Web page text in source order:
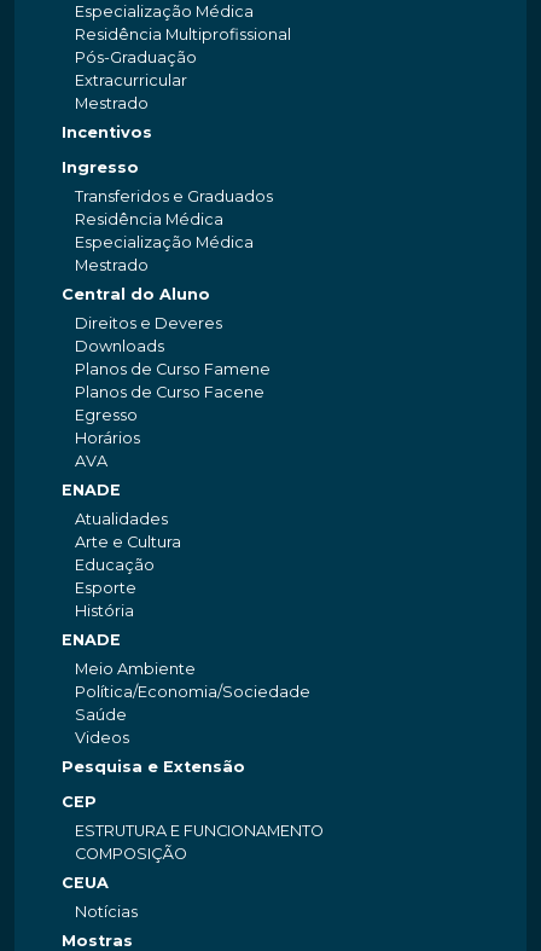
Especialização Médica
Residência Multiprofissional
Pós-Graduação
Extracurricular
Mestrado
Incentivos
Ingresso
Transferidos e Graduados
Residência Médica
Especialização Médica
Mestrado
Central do Aluno
Direitos e Deveres
Downloads
Planos de Curso Famene
Planos de Curso Facene
Egresso
Horários
AVA
ENADE
Atualidades
Arte e Cultura
Educação
Esporte
História
ENADE
Meio Ambiente
Política/Economia/Sociedade
Saúde
Videos
Pesquisa e Extensão
CEP
ESTRUTURA E FUNCIONAMENTO
COMPOSIÇÃO
CEUA
Notícias
Mostras